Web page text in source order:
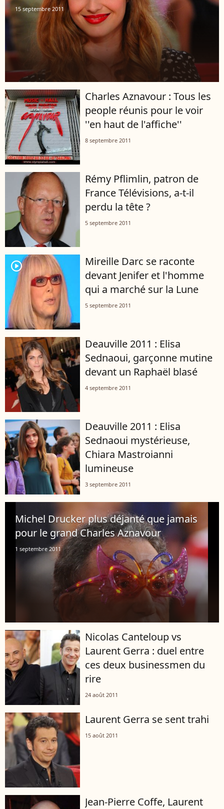
15 septembre 2011
Charles Aznavour : Tous les
people réunis pour le voir
''en haut de l'affiche''
8 septembre 2011
Rémy Pflimlin, patron de
France Télévisions, a-t-il
perdu la tête ?
5 septembre 2011
player2
Mireille Darc se raconte
devant Jenifer et l'homme
qui a marché sur la Lune
5 septembre 2011
Deauville 2011 : Elisa
Sednaoui, garçonne mutine
devant un Raphaël blasé
4 septembre 2011
Deauville 2011 : Elisa
Sednaoui mystérieuse,
Chiara Mastroianni
lumineuse
3 septembre 2011
Michel Drucker plus déjanté que jamais
pour le grand Charles Aznavour
1 septembre 2011
Nicolas Canteloup vs
Laurent Gerra : duel entre
ces deux businessmen du
rire
24 août 2011
Laurent Gerra se sent trahi
15 août 2011
Jean-Pierre Coffe, Laurent